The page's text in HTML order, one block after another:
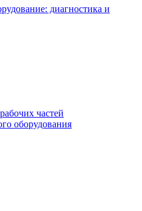
диагностика и
частей
оборудования